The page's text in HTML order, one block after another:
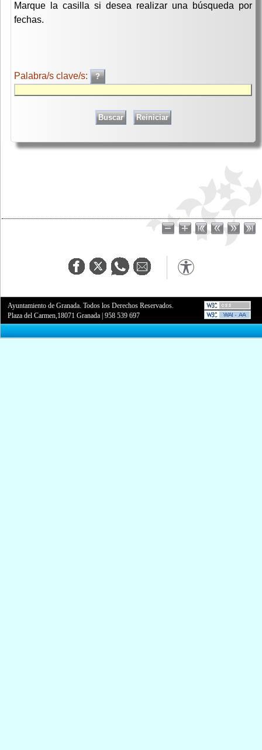
Marque la casilla si desea realizar una búsqueda por
fechas.
Palabra/s clave/s:
Ayuntamiento de Granada. Todos los Derechos Reservados.
Plaza del Carmen,18071 Granada |958 539 697